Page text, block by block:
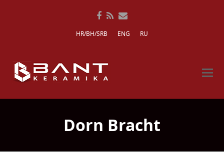
Facebook
RSSEmail
HR/BH/SRB ENG RU
Dorn Bracht